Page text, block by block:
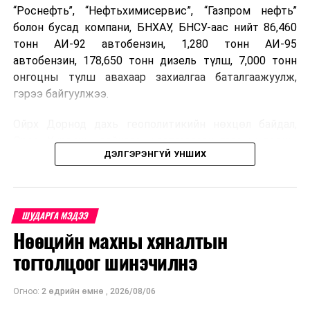
“Роснефть”, “Нефтьхимисервис”, “Газпром нефть”
болон бусад компани, БНХАУ, БНСУ-аас нийт 86,460
тонн АИ-92 автобензин, 1,280 тонн АИ-95
автобензин, 178,650 тонн дизель түлш, 7,000 тонн
онгоцны түлш авахаар захиалгаа баталгаажуулж,
гэрээ байгуулжээ.
Орос, Украины дайнаас шалтгаалсан газрын тосны
үнийн өсөлт дэлхийн зах зээлд буураагүй байна.
дахин өсөж, ОХУ болон бусад эх үүсвэрээс худалдан
авах шатахууны үнэ 1,200-2,000 ам.долларт хүрчээ.
Иймд дотоодын зах зээл дэх үнийн өсөлтийг
сааруулахын тулд гаалийн болон онцгой албан
татварыг тэглэх шаардлага үүссэнийг салбарын сайд
танилцуулсан байна.
ДЭЛГЭРЭНГҮЙ УНШИХ
ШУДАРГА МЭДЭЭ
Нөөцийн махны хяналтын
тогтолцоог шинэчилнэ
Огноо: 2 өдрийн өмнө , 2026/08/06